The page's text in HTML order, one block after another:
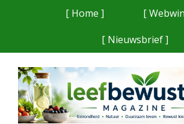
[ Home ]
[
[ Nieuwsbrief ]